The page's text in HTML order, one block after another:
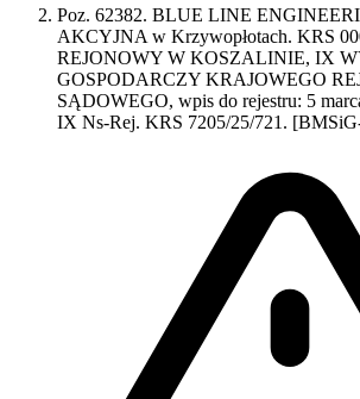
Poz. 62382. BLUE LINE
AKCYJNA w Krzywopłotach. KRS
REJONOWY W KOSZALINIE, IX
GOSPODARCZY KRAJOWEGO
SĄDOWEGO, wpis do rejestru: 5
IX Ns-Rej. KRS 7205/25/721.